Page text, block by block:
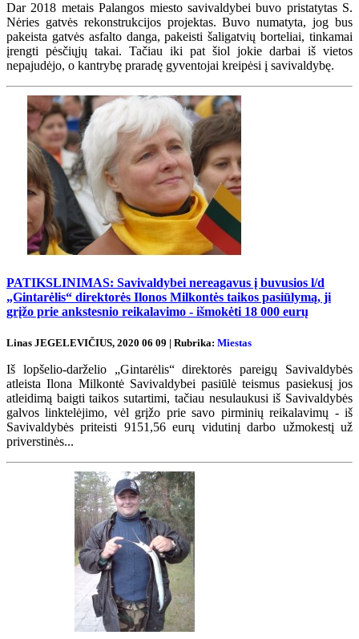
Dar 2018 metais Palangos miesto savivaldybei buvo pristatytas S.
Nėries gatvės rekonstrukcijos projektas. Buvo numatyta, jog bus
pakeista gatvės asfalto danga, pakeisti šaligatvių borteliai, tinkamai
įrengti pėsčiųjų takai. Tačiau iki pat šiol jokie darbai iš vietos
nepajudėjo, o kantrybę praradę gyventojai kreipėsi į savivaldybę.
PATIKSLINIMAS: Savivaldybei nereagavus į buvusios l/d
„Gintarėlis“ direktorės Ilonos Milkontės taikos pasiūlymą, ji
grįžo prie ankstesnio reikalavimo - išmokėti 18 000 eurų
Linas JEGELEVIČIUS, 2020 06 09 | Rubrika: Miestas
Iš lopšelio-darželio „Gintarėlis“ direktorės pareigų Savivaldybės
atleista Ilona Milkontė Savivaldybei pasiūlė teismus pasiekusį jos
atleidimą baigti taikos sutartimi, tačiau nesulaukusi iš Savivaldybės
galvos linktelėjimo, vėl grįžo prie savo pirminių reikalavimų - iš
Savivaldybės priteisti 9151,56 eurų vidutinį darbo užmokestį už
priverstinės...